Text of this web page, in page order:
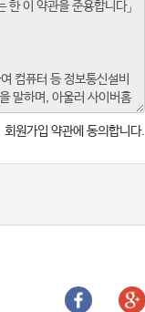
회원가입 약관에 동의합니다.